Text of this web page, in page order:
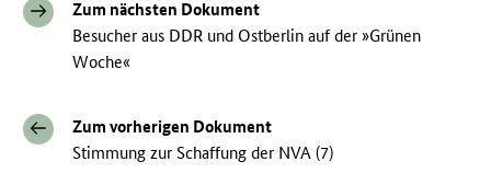
Zum nächsten Dokument
Besucher aus DDR und Ostberlin auf der »Grünen
Woche«
Zum vorherigen Dokument
Stimmung zur Schaffung der NVA (7)